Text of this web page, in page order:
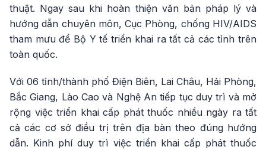
thuật. Ngay sau khi hoàn thiện văn bản pháp lý và
hướng dẫn chuyên môn, Cục Phòng, chống HIV/AIDS
tham mưu để Bộ Y tế triển khai ra tất cả các tỉnh trên
toàn quốc.
Với 06 tỉnh/thành phố Điện Biên, Lai Châu, Hải Phòng,
Bắc Giang, Lào Cao và Nghệ An tiếp tục duy trì và mở
rộng việc triển khai cấp phát thuốc nhiều ngày ra tất
cả các cơ sở điều trị trên địa bàn theo đúng hướng
dẫn. Kinh phí duy trì việc triển khai cấp phát thuốc